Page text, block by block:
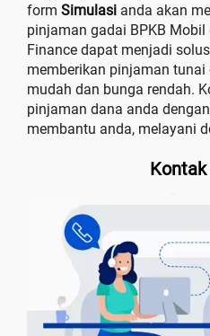
form Simulasi anda akan
pinjaman gadai BPKB Mobil
Finance dapat menjadi
memberikan pinjaman tunai
mudah dan bunga rendah.
pinjaman dana anda
membantu anda, melayani